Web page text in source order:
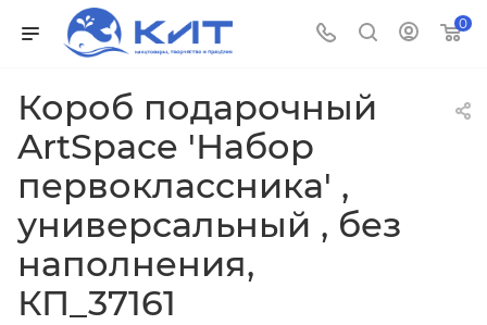
0
Короб подарочный
ArtSpace 'Набор
первоклассника' ,
универсальный , без
наполнения,
КП_37161